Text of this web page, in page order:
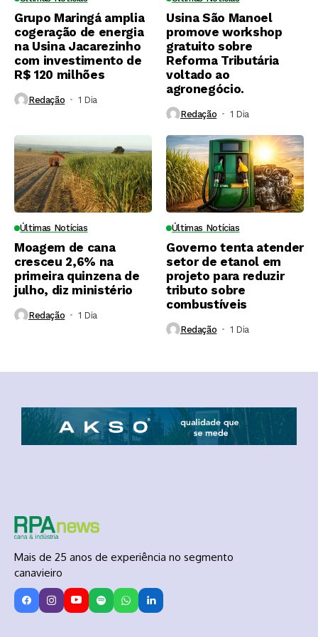
Grupo Maringá amplia
cogeração de energia
na Usina Jacarezinho
com investimento de
R$ 120 milhões
Redação 1 Dia ⁮
Usina São Manoel
promove workshop
gratuito sobre
Reforma Tributária
voltado ao
agronegócio.
Redação 1 Dia ⁮
Últimas Notícias
Moagem de cana
cresceu 2,6% na
primeira quinzena de
julho, diz ministério
Redação 1 Dia ⁮
Últimas Notícias
Governo tenta atender
setor de etanol em
projeto para reduzir
tributo sobre
combustíveis
Redação 1 Dia ⁮
Mais de 25 anos de experiência no segmento
canavieiro